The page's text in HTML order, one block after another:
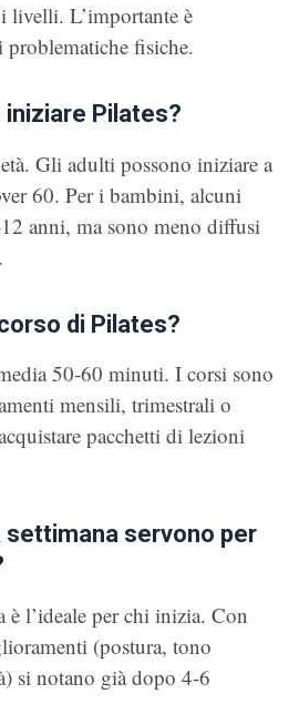
livelli. L’importante è
problematiche fisiche.
Pilates?
Gli adulti possono iniziare a
60. Per i bambini, alcuni
anni, ma sono meno diffusi
di Pilates?
50-60 minuti. I corsi sono
mensili, trimestrali o
pacchetti di lezioni
settimana servono per
è l’ideale per chi inizia. Con
(postura, tono
si notano già dopo 4-6